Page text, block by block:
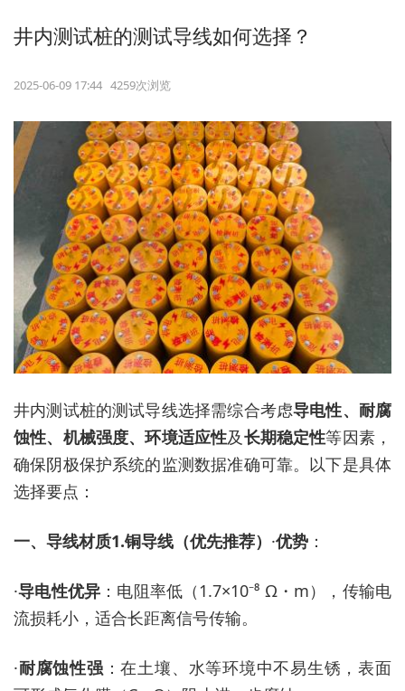
井内测试桩的测试导线如何选择？
2025-06-09 17:44 4259次浏览
井内测试桩的测试导线选择需综合考虑导电性、耐腐
蚀性、机械强度、环境适应性及长期稳定性等因素，
确保阴极保护系统的监测数据准确可靠。以下是具体
选择要点：
一、导线材质1.铜导线（优先推荐） ·优势 ：
·导电性优异 ：电阻率低（1.7×10⁻⁸ Ω・m），传输电
流损耗小，适合长距离信号传输。
·耐腐蚀性强 ：在土壤、水等环境中不易生锈，表面